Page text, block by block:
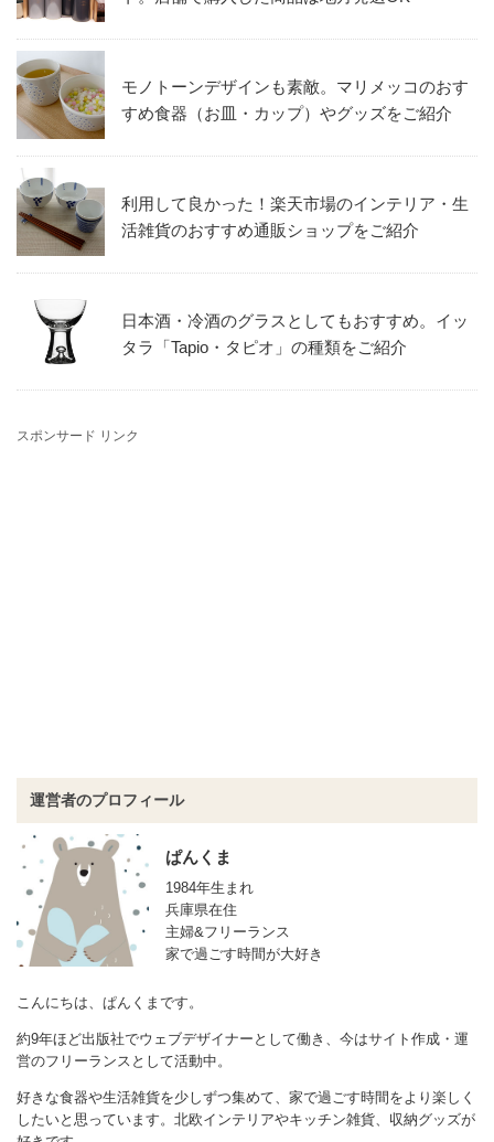
モノトーンデザインも素敵。マリメッコのおす
すめ食器（お皿・カップ）やグッズをご紹介
利用して良かった！楽天市場のインテリア・生
活雑貨のおすすめ通販ショップをご紹介
日本酒・冷酒のグラスとしてもおすすめ。イッ
タラ「Tapio・タピオ」の種類をご紹介
スポンサード リンク
運営者のプロフィール
ぱんくま
1984年生まれ
兵庫県在住
主婦&フリーランス
家で過ごす時間が大好き
こんにちは、ぱんくまです。
約9年ほど出版社でウェブデザイナーとして働き、今はサイト作成・運
営のフリーランスとして活動中。
好きな食器や生活雑貨を少しずつ集めて、家で過ごす時間をより楽しく
したいと思っています。北欧インテリアやキッチン雑貨、収納グッズが